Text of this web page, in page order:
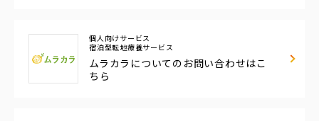
個人向けサービス
宿泊型転地療養サービス
ムラカラについての お問い合わせはこ
ちら